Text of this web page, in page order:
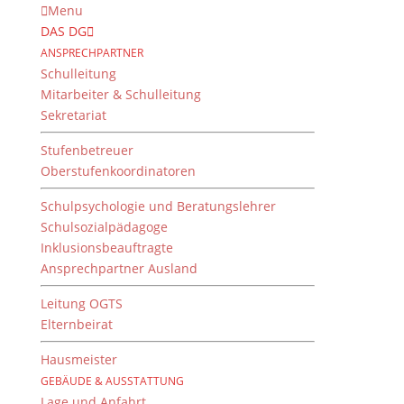
Menu
DAS DG
ANSPRECHPARTNER
Schulleitung
Mitarbeiter & Schulleitung
Sekretariat
Stufenbetreuer
Oberstufenkoordinatoren
Schulpsychologie und Beratungslehrer
Schulsozialpädagoge
Inklusionsbeauftragte
Ansprechpartner Ausland
Leitung OGTS
Elternbeirat
Hausmeister
GEBÄUDE & AUSSTATTUNG
Lesetipps für die
Sommerferien
vonM. Schuster|18. Juli 2018